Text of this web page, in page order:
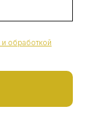
и обработкой